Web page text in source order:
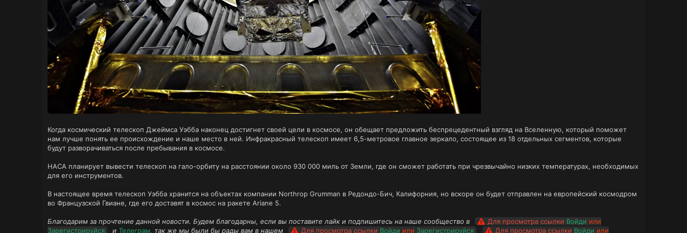
Когда космический телескоп Джеймса Уэбба наконец достигнет своей цели в космосе, он обещает предложить беспрецедентный взгляд на Вселенную, который поможет
нам лучше понять ее происхождение и наше место в ней. Инфракрасный телескоп имеет 6,5-метровое главное зеркало, состоящее из 18 отдельных сегментов, которые
будут разворачиваться после пребывания в космосе.
НАСА планирует вывести телескоп на гало-орбиту на расстоянии около 930 000 миль от Земли, где он сможет работать при чрезвычайно низких температурах, необходимых
для его инструментов.
В настоящее время телескоп Уэбба хранится на объектах компании Northrop Grumman в Редондо-Бич, Калифорния, но вскоре он будет отправлен на европейский космодром
во Французской Гвиане, где его доставят в космос на ракете Ariane 5.
Благодарим за прочтение данной новости. Будем благодарны, если вы поставителайк и подпишитесь на наше сообщество в Для просмотра ссылки Войди или
Зарегистрируйся
и Телеграм, так же мы были бы рады вам в нашем Для просмотра ссылки Войди или Зарегистрируйся Для просмотра ссылки Войди или